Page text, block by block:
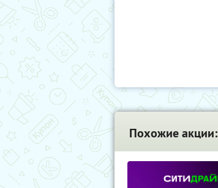
Похожие акции: